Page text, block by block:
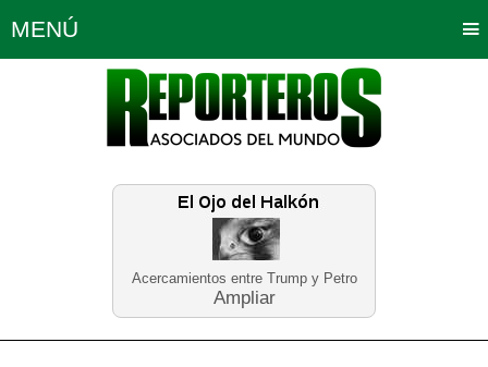
Acercamientos entre Trump y Petro
Ampliar
MENÚ
Política Opinión Bogotá
Planeta Tierra Deportes
Educación Neira